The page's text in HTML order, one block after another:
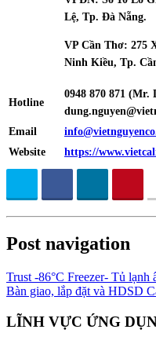
Lệ, Tp. Đà Nẵng.
VP Cần Thơ: 275
Ninh Kiều, Tp.
Hotline
0948 870 871 (Mr.
Email
Website
https://
Post navigation
Trust -86°C Freezer- Tủ lạnh
Bàn giao, lắp đặt và HDSD
LĨNH VỰC ỨNG